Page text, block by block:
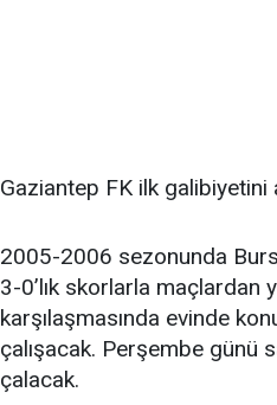
Gaziantep FK ilk galibiyetini
2005-2006 sezonunda
3-0’lık skorlarla maçlardan
karşılaşmasında evinde
çalışacak. Perşembe günü
çalacak.